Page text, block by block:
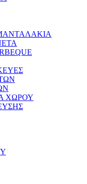
ΧΩΡΟΥ